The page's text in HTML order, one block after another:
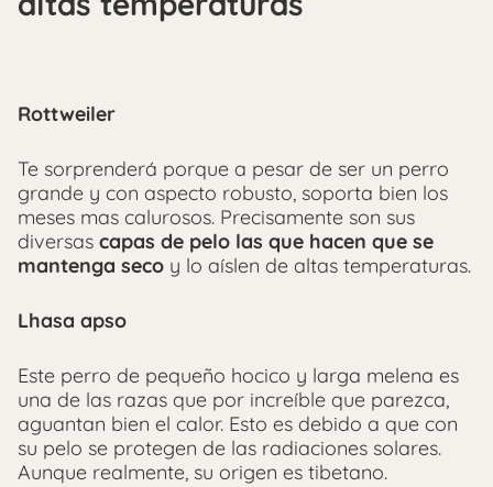
Rottweiler
Te sorprenderá porque a pesar de ser un perro
grande y con aspecto robusto, soporta bien los
meses mas calurosos. Precisamente son sus
diversas capas de pelo las que hacen que se
mantenga seco y lo aíslen de altas temperaturas.
Lhasa apso
Este perro de pequeño hocico y larga melena es
una de las razas que por increíble que parezca,
aguantan bien el calor. Esto es debido a que con
su pelo se protegen de las radiaciones solares.
Aunque realmente, su origen es tibetano.